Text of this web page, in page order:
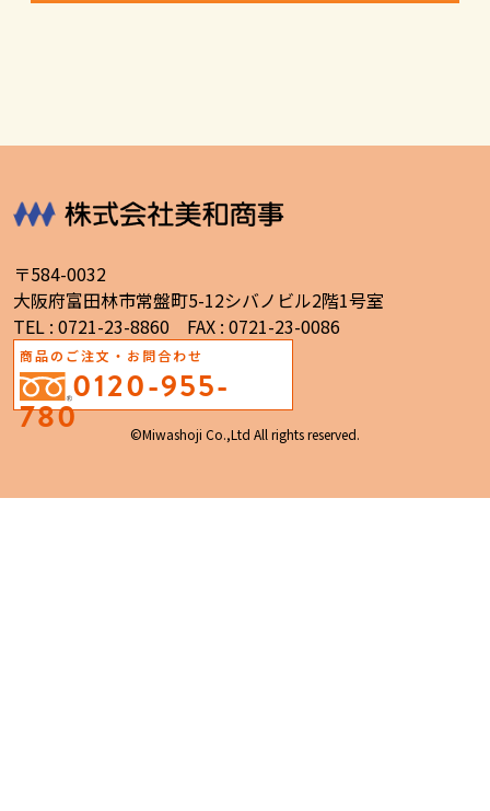
〒584-0032
大阪府富田林市常盤町5-12シバノビル2階1号室
TEL : 0721-23-8860 FAX : 0721-23-0086
商品のご注文・お問合わせ
0120-955-
780 ©Miwashoji Co.,Ltd All rights reserved.